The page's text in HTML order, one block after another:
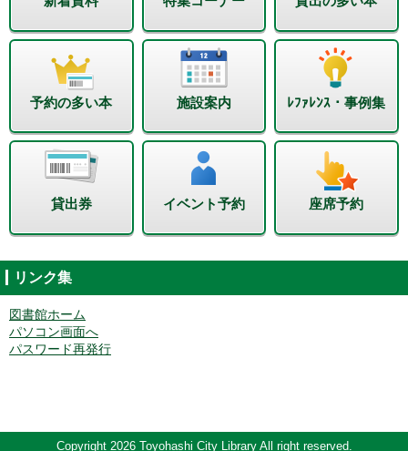
予約の多い本 施設案内 ﾚﾌｧﾚﾝｽ・事例集
貸出券 イベント予約 座席予約
リンク集
図書館ホーム
パソコン画面へ
パスワード再発行
Copyright 2026 Toyohashi City Library All right reserved.